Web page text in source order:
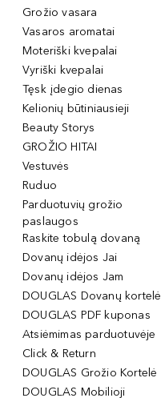
Grožio vasara
Vasaros aromatai
Moteriški kvepalai
Vyriški kvepalai
Tęsk įdegio dienas
Kelionių būtiniausieji
Beauty Storys
GROŽIO HITAI
Vestuvės
Ruduo
Parduotuvių grožio
paslaugos
Raskite tobulą dovaną
Dovanų idėjos Jai
Dovanų idėjos Jam
DOUGLAS Dovanų kortelė
DOUGLAS PDF kuponas
Atsiėmimas parduotuvėje
Click & Return
DOUGLAS Grožio Kortelė
DOUGLAS Mobilioji